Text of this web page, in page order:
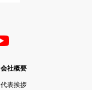
会社概要
代表挨拶